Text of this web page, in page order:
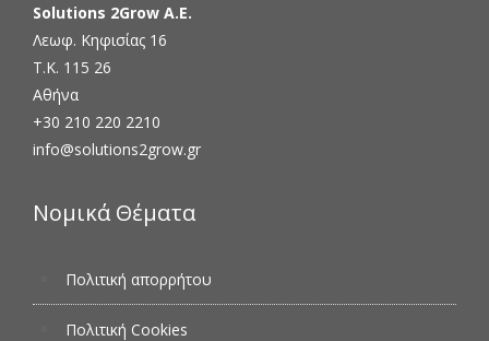
Solutions 2Grow Α.Ε.
Λεωφ. Κηφισίας 16
Τ.Κ. 115 26
Αθήνα
+30 210 220 2210
info@solutions2grow.gr
Νομικά Θέματα
Πολιτική απορρήτου
Πολιτική Cookies